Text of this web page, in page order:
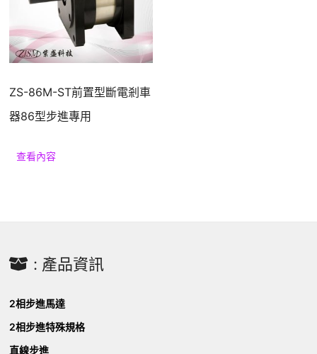
ZS-86M-ST前置型斷電剎車
器86型步進專用
查看內容
: 產品資訊
2相步進馬達
2相步進特殊規格
直線步進